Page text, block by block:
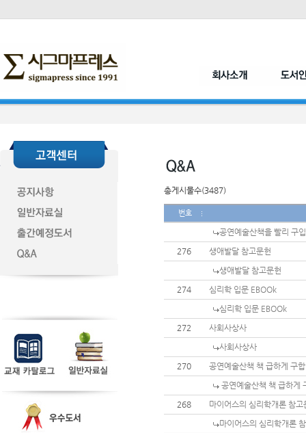
총게시물수(3487)
번호
공연예술산책을 빨리 구
276
생애발달 참고문헌
생애발달 참고문헌
274
심리학 입문 EBOOk
심리학 입문 EBOOk
272
사회사상사
사회사상사
270
공연예술산책 책 급하게 구
공연예술산책 책 급하게
268
마이어스의 심리학개론 참고
마이어스의 심리학개론